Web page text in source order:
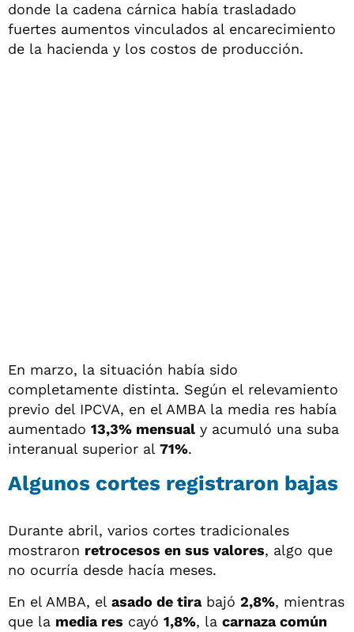
donde la cadena cárnica había trasladado
fuertes aumentos vinculados al encarecimiento
de la hacienda y los costos de producción.
En marzo, la situación había sido
completamente distinta. Según el relevamiento
previo del IPCVA, en el AMBA la media res había
aumentado 13,3% mensual y acumuló una suba
interanual superior al 71%.
Algunos cortes registraron bajas
Durante abril, varios cortes tradicionales
mostraron retrocesos en sus valores, algo que
no ocurría desde hacía meses.
En el AMBA, el asado de tirabajó 2,8%, mientras
que la media res cayó 1,8%, la carnaza común